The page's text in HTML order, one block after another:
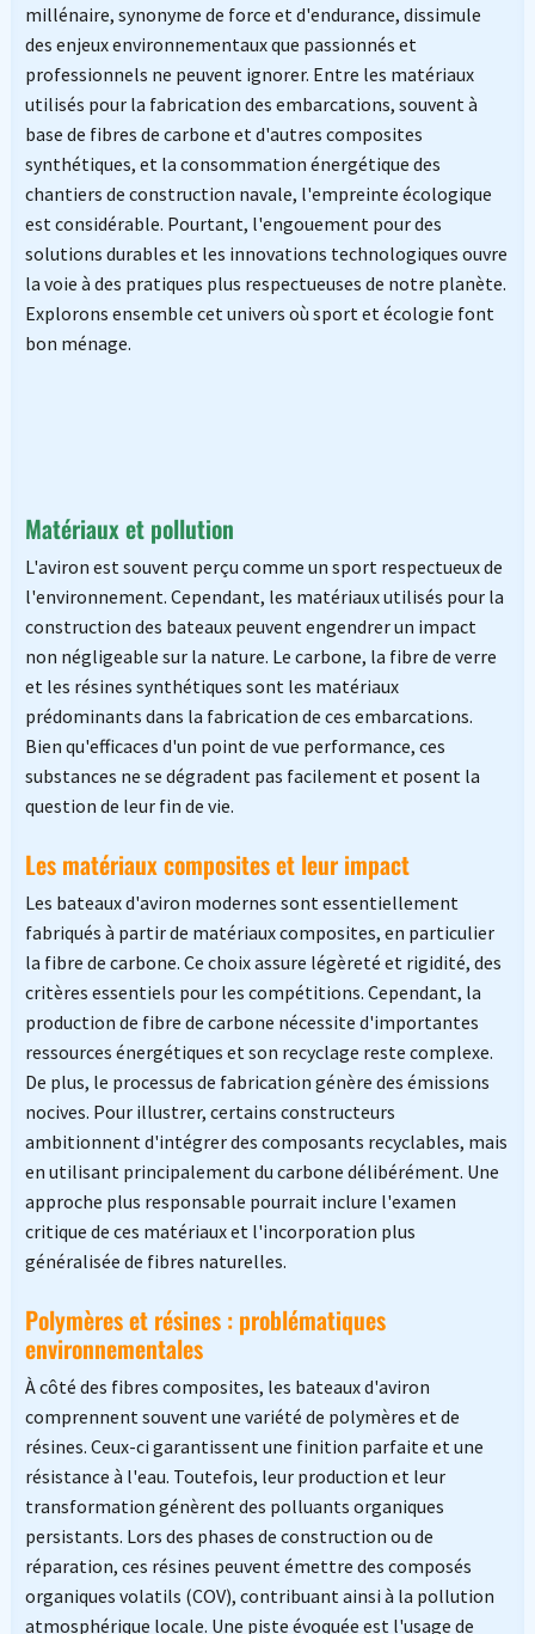
millénaire, synonyme de force et d'endurance, dissimule
des enjeux environnementaux que passionnés et
professionnels ne peuvent ignorer. Entre les matériaux
utilisés pour la fabrication des embarcations, souvent à
base de fibres de carbone et d'autres composites
synthétiques, et la consommation énergétique des
chantiers de construction navale, l'empreinte écologique
est considérable. Pourtant, l'engouement pour des
solutions durables et les innovations technologiques ouvre
la voie à des pratiques plus respectueuses de notre planète.
Explorons ensemble cet univers où sport et écologie font
bon ménage.
Matériaux et pollution
L'aviron est souvent perçu comme un sport respectueux de
l'environnement. Cependant, les matériaux utilisés pour la
construction des bateaux peuvent engendrer un impact
non négligeable sur la nature. Le carbone, la fibre de verre
et les résines synthétiques sont les matériaux
prédominants dans la fabrication de ces embarcations.
Bien qu'efficaces d'un point de vue performance, ces
substances ne se dégradent pas facilement et posent la
question de leur fin de vie.
Les matériaux composites et leur impact
Les bateaux d'aviron modernes sont essentiellement
fabriqués à partir de matériaux composites, en particulier
la fibre de carbone. Ce choix assure légèreté et rigidité, des
critères essentiels pour les compétitions. Cependant, la
production de fibre de carbone nécessite d'importantes
ressources énergétiques et son recyclage reste complexe.
De plus, le processus de fabrication génère des émissions
nocives. Pour illustrer, certains constructeurs
ambitionnent d'intégrer des composants recyclables, mais
en utilisant principalement du carbone délibérément. Une
approche plus responsable pourrait inclure l'examen
critique de ces matériaux et l'incorporation plus
généralisée de fibres naturelles.
Polymères et résines : problématiques
environnementales
À côté des fibres composites, les bateaux d'aviron
comprennent souvent une variété de polymères et de
résines. Ceux-ci garantissent une finition parfaite et une
résistance à l'eau. Toutefois, leur production et leur
transformation génèrent des polluants organiques
persistants. Lors des phases de construction ou de
réparation, ces résines peuvent émettre des composés
organiques volatils (COV), contribuant ainsi à la pollution
atmosphérique locale. Une piste évoquée est l'usage de